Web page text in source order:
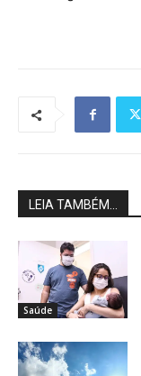
LEIA TAMBÉM...
Saúde